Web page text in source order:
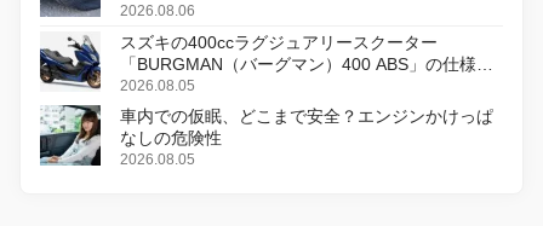
2026.08.06
スズキの400ccラグジュアリースクーター
「BURGMAN（バーグマン）400 ABS」の仕様を
変更し、8月18日に発売
2026.08.05
車内での仮眠、どこまで安全？エンジンかけっぱ
なしの危険性
2026.08.05